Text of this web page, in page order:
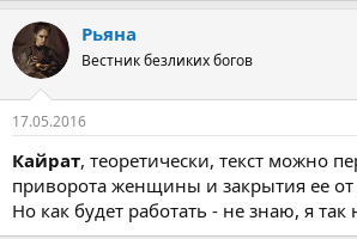
Рьяна
Вестник безликих богов
17.05.2016
Кайрат, теоретически, текст можно
приворота женщины и закрытия ее
Но как будет работать - не знаю, я так